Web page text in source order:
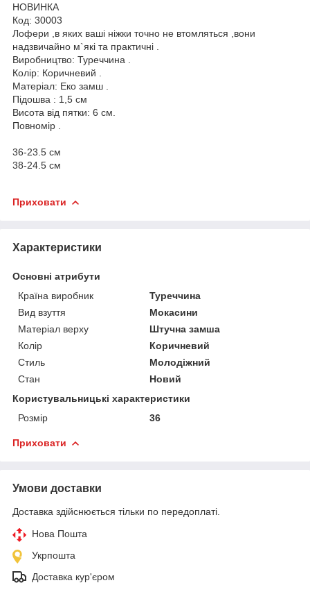
НОВИНКА
Код: 30003
Лофери ,в яких ваші ніжки точно не втомляться ,вони
надзвичайно м`які та практичні .
Виробництво: Туреччина .
Колір: Коричневий .
Матеріал: Еко замш .
Підошва : 1,5 см
Висота від пятки: 6 см.
Повномір .
36-23.5 см
38-24.5 см
Приховати
Характеристики
Основні атрибути
Країна виробник
Туреччина
Вид взуття
Мокасини
Матеріал верху
Штучна замша
Колір
Коричневий
Стиль
Молодіжний
Стан
Новий
Користувальницькі характеристики
Розмір
36
Приховати
Умови доставки
Доставка здійснюється тільки по передоплаті.
Нова Пошта
Укрпошта
Доставка кур'єром